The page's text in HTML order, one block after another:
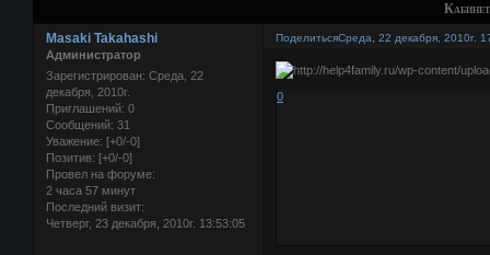
ПоделитьсяСреда, 22 декабря, 2010г.
Masaki Takahashi
Администратор
Зарегистрирован: Среда, 22
декабря, 2010г.
Приглашений: 0
Сообщений: 31
Уважение: [+0/-0]
Позитив: [+0/-0]
Провел на форуме:
2 часа 57 минут
Последний визит:
Четверг, 23 декабря, 2010г. 13:53:05
0